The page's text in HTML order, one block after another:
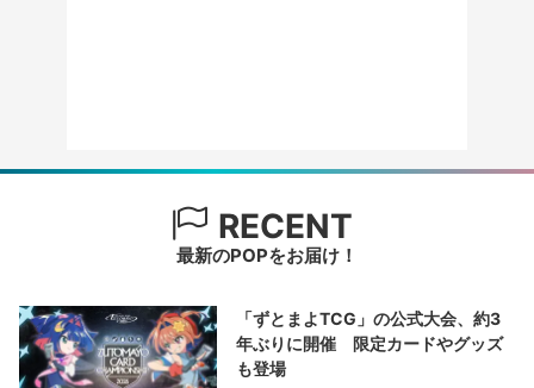
RECENT
最新のPOPをお届け！
「ずとまよTCG」の公式大会、約3
年ぶりに開催 限定カードやグッズ
も登場